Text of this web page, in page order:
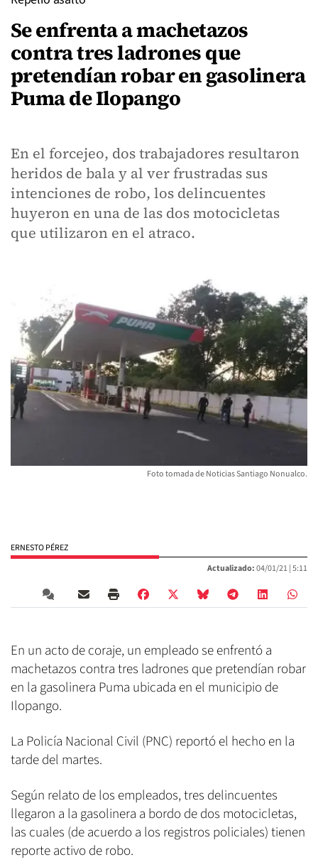
Se enfrenta a machetazos
contra tres ladrones que
pretendían robar en gasolinera
Puma de Ilopango
En el forcejeo, dos trabajadores resultaron
heridos de bala y al ver frustradas sus
intenciones de robo, los delincuentes
huyeron en una de las dos motocicletas
que utilizaron en el atraco.
Foto tomada de Noticias Santiago Nonualco.
ERNESTO PÉREZ
Actualizado:04/01/21 |5:11
En un acto de coraje, un empleado se enfrentó a
machetazos contra tres ladrones que pretendían robar
en la gasolinera Puma ubicada en el municipio de
Ilopango.
La Policía Nacional Civil (PNC) reportó el hecho en la
tarde del martes.
Según relato de los empleados, tres delincuentes
llegaron a la gasolinera a bordo de dos motocicletas,
las cuales (de acuerdo a los registros policiales) tienen
reporte activo de robo.